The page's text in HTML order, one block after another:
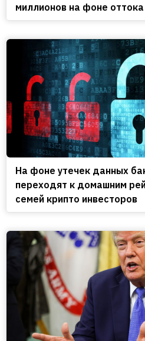
миллионов на фоне оттока
На фоне утечек данных
переходят к домашним
семей крипто инвесторов